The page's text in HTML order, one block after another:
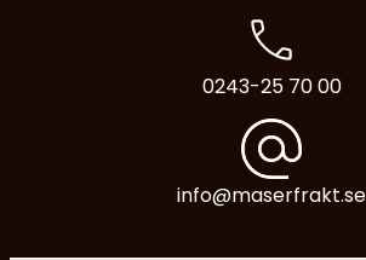
0243-25 70 00
info@maserfrakt.se